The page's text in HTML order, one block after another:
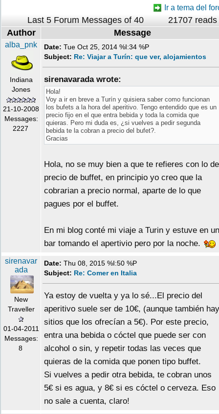
Ir a tema del
Last 5 Forum Messages of 40
21707 reads
Author
Message
alba_pnk
Indiana
Jones
21-10-2008
Messages:
2227
Date: Tue Oct 25, 2014 %I:34 %P
Subject: Re: Viajar a Turín: que ver, alojamientos
sirenavarada wrote:
Hola!
Voy a ir en breve a Turín y quisiera saber como funcionan
los bufets a la hora del aperitivo. Tengo entendido que es un
precio fijo en el que entra bebida y toda la comida que
quieras. Pero mi duda es, ¿si vuelves a pedir segunda
bebida te la cobran a precio del bufet?.
Gracias
Hola, no se muy bien a que te refieres con lo de
precio de buffet, en principio yo creo que la
cobrarian a precio normal, aparte de lo que
pagues por el buffet.
En mi blog conté mi viaje a Turin y estuve en un
bar tomando el apertivio pero por la noche.
sirenavar
ada
New
Traveller
01-04-2011
Messages:
8
Date: Thu 08, 2015 %I:50 %P
Subject: Re: Comer en Italia
Ya estoy de vuelta y ya lo sé...El precio del
aperitivo suele ser de 10€, (aunque también hay
sitios que los ofrecían a 5€). Por este precio,
entra una bebida o cóctel que puede ser con
alcohol o sin, y repetir todas las veces que
quieras de la comida que ponen tipo buffet.
Si vuelves a pedir otra bebida, te cobran unos
5€ si es agua, y 8€ si es cóctel o cerveza. Eso
no sale a cuenta, claro!